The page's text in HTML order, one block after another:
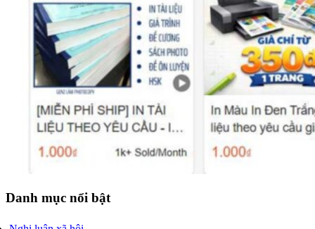
Danh mục nổi bật